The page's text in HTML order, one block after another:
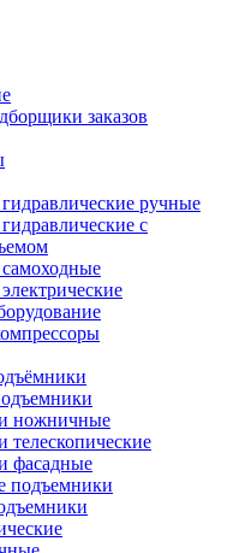
заказов
ручные
с
ножничные
фасадные
подъемники